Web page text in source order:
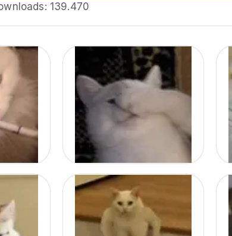
139.470